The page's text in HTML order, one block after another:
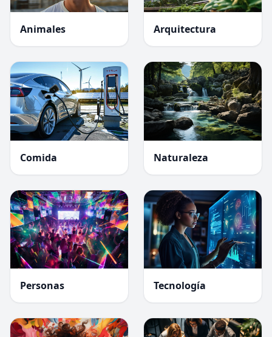
Animales Arquitectura
Comida Naturaleza
Personas Tecnología